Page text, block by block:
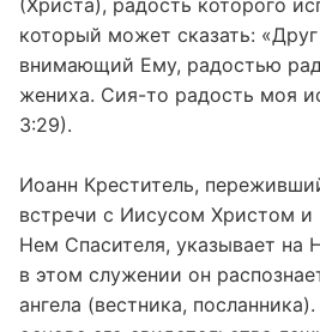
который может сказать:
внимающий Ему, радостью
жениха. Сия-то радость моя
3:29).
Иоанн Креститель,
встречи с Иисусом Христом и
Нем Спасителя, указывает на
в этом служении он
ангела (вестника,